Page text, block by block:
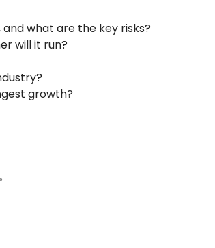
what are the key risks?
will it run?
growth?